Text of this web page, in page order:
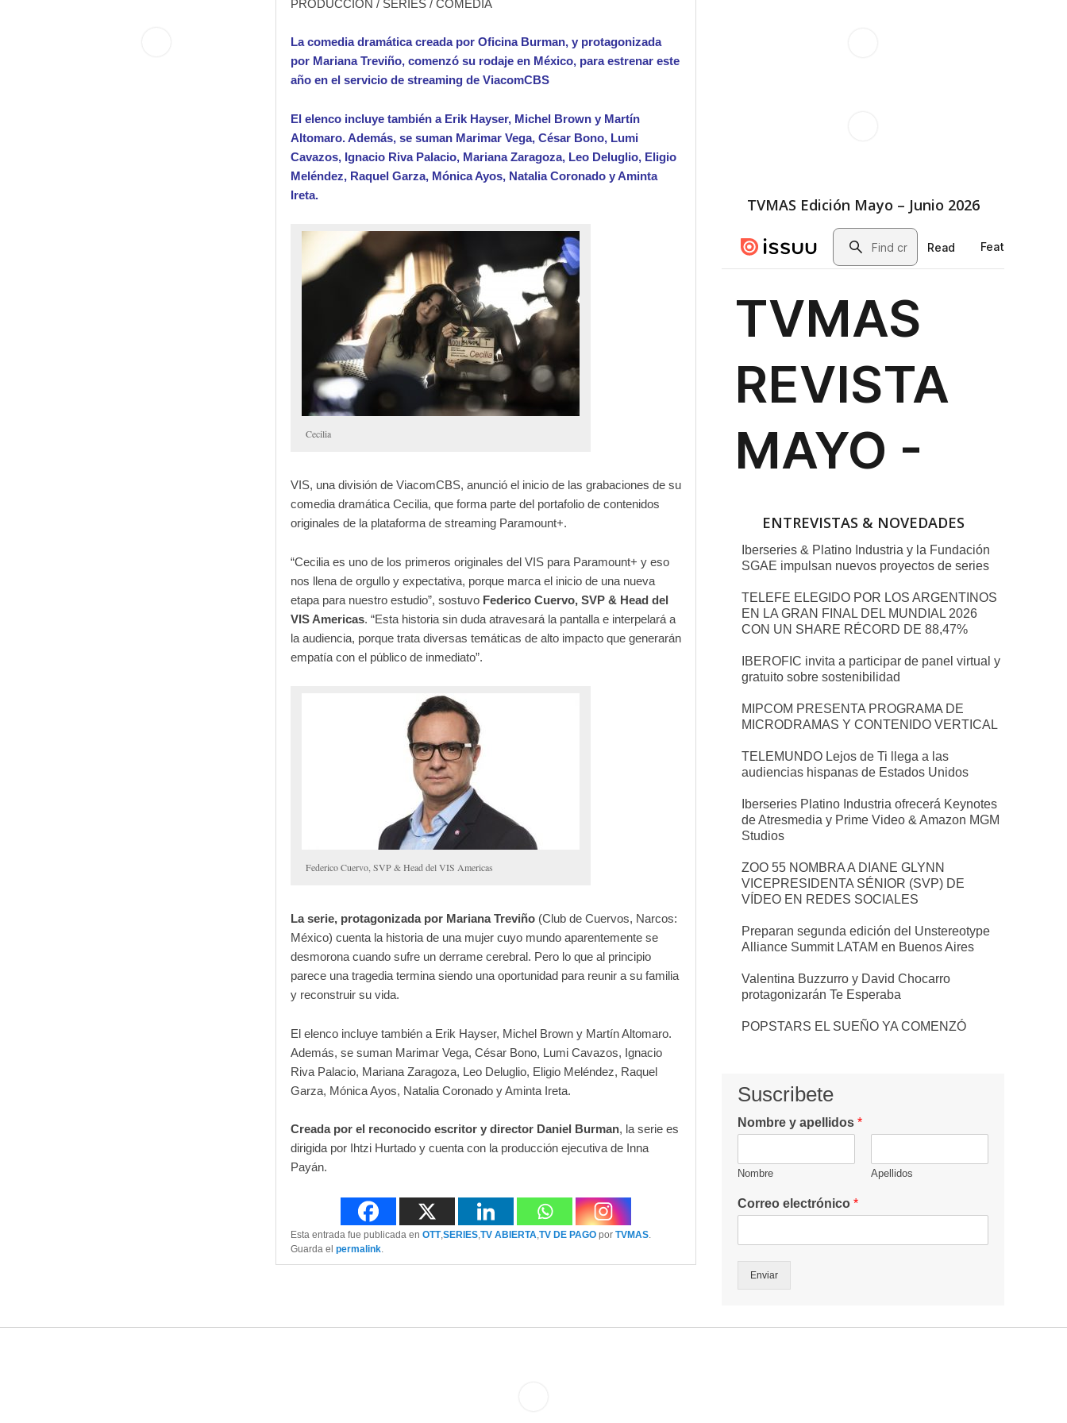
PRODUCCION / SERIES / COMEDIA
La comedia dramática creada por Oficina Burman, y protagonizada
por Mariana Treviño, comenzó su rodaje en México, para estrenar este
año en el servicio de streaming de ViacomCBS
El elenco incluye también a Erik Hayser, Michel Brown y Martín
Altomaro. Además, se suman Marimar Vega, César Bono, Lumi
Cavazos, Ignacio Riva Palacio, Mariana Zaragoza, Leo Deluglio, Eligio
Meléndez, Raquel Garza, Mónica Ayos, Natalia Coronado y Aminta
Ireta.
Cecilia
VIS, una división de ViacomCBS, anunció el inicio de las grabaciones de su
comedia dramática Cecilia, que forma parte del portafolio de contenidos
originales de la plataforma de streaming Paramount+.
“Cecilia es uno de los primeros originales del VIS para Paramount+ y eso
nos llena de orgullo y expectativa, porque marca el inicio de una nueva
etapa para nuestro estudio”, sostuvo Federico Cuervo, SVP & Head del
VIS Americas. “Esta historia sin duda atravesará la pantalla e interpelará a
la audiencia, porque trata diversas temáticas de alto impacto que generarán
empatía con el público de inmediato”.
Federico Cuervo, SVP & Head del VIS Americas
La serie, protagonizada por Mariana Treviño (Club de Cuervos, Narcos:
México) cuenta la historia de una mujer cuyo mundo aparentemente se
desmorona cuando sufre un derrame cerebral. Pero lo que al principio
parece una tragedia termina siendo una oportunidad para reunir a su familia
y reconstruir su vida.
El elenco incluye también a Erik Hayser, Michel Brown y Martín Altomaro.
Además, se suman Marimar Vega, César Bono, Lumi Cavazos, Ignacio
Riva Palacio, Mariana Zaragoza, Leo Deluglio, Eligio Meléndez, Raquel
Garza, Mónica Ayos, Natalia Coronado y Aminta Ireta.
Creada por el reconocido escritor y director Daniel Burman, la serie es
dirigida por Ihtzi Hurtado y cuenta con la producción ejecutiva de Inna
Payán.
Esta entrada fue publicada en OTT,SERIES,TV ABIERTA,TV DE PAGO por TVMAS.
Guarda el permalink.
TVMAS Edición Mayo – Junio 2026
ENTREVISTAS & NOVEDADES
Iberseries & Platino Industria y la Fundación
SGAE impulsan nuevos proyectos de series
TELEFE ELEGIDO POR LOS ARGENTINOS
EN LA GRAN FINAL DEL MUNDIAL 2026
CON UN SHARE RÉCORD DE 88,47%
IBEROFIC invita a participar de panel virtual y
gratuito sobre sostenibilidad
MIPCOM PRESENTA PROGRAMA DE
MICRODRAMAS Y CONTENIDO VERTICAL
TELEMUNDO Lejos de Ti llega a las
audiencias hispanas de Estados Unidos
Iberseries Platino Industria ofrecerá Keynotes
de Atresmedia y Prime Video & Amazon MGM
Studios
ZOO 55 NOMBRA A DIANE GLYNN
VICEPRESIDENTA SÉNIOR (SVP) DE
VÍDEO EN REDES SOCIALES
Preparan segunda edición del Unstereotype
Alliance Summit LATAM en Buenos Aires
Valentina Buzzurro y David Chocarro
protagonizarán Te Esperaba
POPSTARS EL SUEÑO YA COMENZÓ
Suscribete
Nombre y apellidos *
Nombre Apellidos
Correo electrónico *
Enviar